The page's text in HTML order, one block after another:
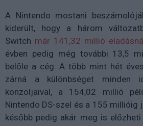
A Nintendo mostani
kiderült, hogy a három
Switch már 141,32 millió
évben pedig még további 13,5
belőle a cég. A több mint hét
zárná a különbséget minden
konzoljaival, a 154,02 millió
Nintendo DS-szel és a 155 millióig
később pedig akár meg is